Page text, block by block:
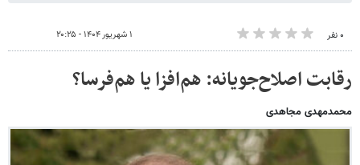
۰ نفر ۱ شهریور ۱۴۰۴ - ۲۰:۲۵
رقابت اصلاح‌جویانه: هم‌افزا یا هم‌فرسا؟
محمدمهدی مجاهدی